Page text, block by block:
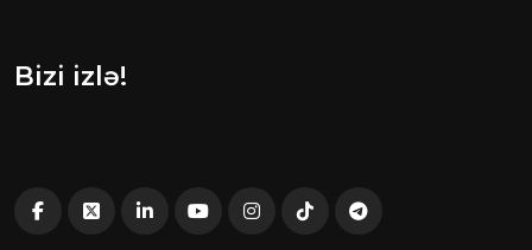
Bizi izlə!